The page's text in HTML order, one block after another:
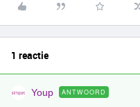
1 reactie
Youp ANTWOORD